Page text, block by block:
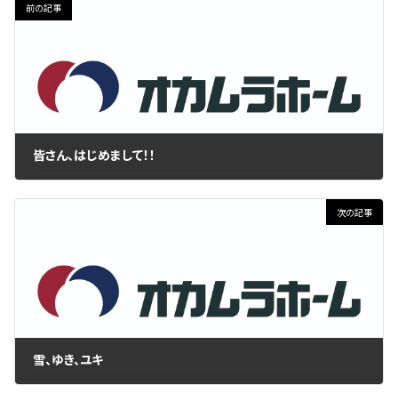
前の記事
皆さん、はじめまして！！
次の記事
雪、ゆき、ユキ